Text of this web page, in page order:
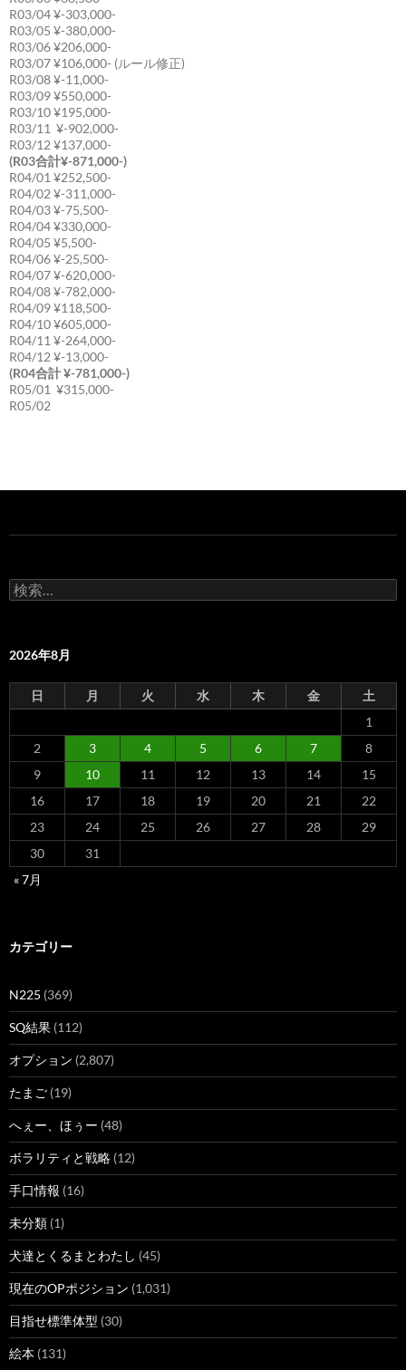
R03/04 ¥-303,000-
R03/05 ¥-380,000-
R03/06 ¥206,000-
R03/07 ¥106,000- (ルール修正)
R03/08 ¥-11,000-
R03/09 ¥550,000-
R03/10 ¥195,000-
R03/11 ¥-902,000-
R03/12 ¥137,000-
(R03合計¥-871,000-)
R04/01 ¥252,500-
R04/02 ¥-311,000-
R04/03 ¥-75,500-
R04/04 ¥330,000-
R04/05 ¥5,500-
R04/06 ¥-25,500-
R04/07 ¥-620,000-
R04/08 ¥-782,000-
R04/09 ¥118,500-
R04/10 ¥605,000-
R04/11 ¥-264,000-
R04/12 ¥-13,000-
(R04合計 ¥-781,000-)
R05/01 ¥315,000-
R05/02
検
索:
2026年8月
日 月 火 水 木 金
土
1
2
3 4 5 6 7
8
9
10 11 12 13 14
15
16
17 18 19 20 21
22
23
24 25 26 27 28
29
30
31
« 7月
カテゴリー
N225 (369)
SQ結果 (112)
オプション (2,807)
たまご (19)
へぇー、ほぅー (48)
ボラリティと戦略 (12)
手口情報 (16)
未分類 (1)
犬達とくるまとわたし (45)
現在のOPポジション (1,031)
目指せ標準体型 (30)
絵本 (131)